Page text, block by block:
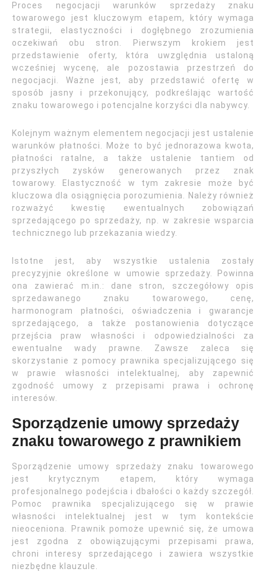
Proces negocjacji warunków sprzedaży znaku
towarowego jest kluczowym etapem, który wymaga
strategii, elastyczności i dogłębnego zrozumienia
oczekiwań obu stron. Pierwszym krokiem jest
przedstawienie oferty, która uwzględnia ustaloną
wcześniej wycenę, ale pozostawia przestrzeń do
negocjacji. Ważne jest, aby przedstawić ofertę w
sposób jasny i przekonujący, podkreślając wartość
znaku towarowego i potencjalne korzyści dla nabywcy.
Kolejnym ważnym elementem negocjacji jest ustalenie
warunków płatności. Może to być jednorazowa kwota,
płatności ratalne, a także ustalenie tantiem od
przyszłych zysków generowanych przez znak
towarowy. Elastyczność w tym zakresie może być
kluczowa dla osiągnięcia porozumienia. Należy również
rozważyć kwestię ewentualnych zobowiązań
sprzedającego po sprzedaży, np. w zakresie wsparcia
technicznego lub przekazania wiedzy.
Istotne jest, aby wszystkie ustalenia zostały
precyzyjnie określone w umowie sprzedaży. Powinna
ona zawierać m.in.: dane stron, szczegółowy opis
sprzedawanego znaku towarowego, cenę,
harmonogram płatności, oświadczenia i gwarancje
sprzedającego, a także postanowienia dotyczące
przejścia praw własności i odpowiedzialności za
ewentualne wady prawne. Zawsze zaleca się
skorzystanie z pomocy prawnika specjalizującego się
w prawie własności intelektualnej, aby zapewnić
zgodność umowy z przepisami prawa i ochronę
interesów.
Sporządzenie umowy sprzedaży
znaku towarowego z prawnikiem
Sporządzenie umowy sprzedaży znaku towarowego
jest krytycznym etapem, który wymaga
profesjonalnego podejścia i dbałości o każdy szczegół.
Pomoc prawnika specjalizującego się w prawie
własności intelektualnej jest w tym kontekście
nieoceniona. Prawnik pomoże upewnić się, że umowa
jest zgodna z obowiązującymi przepisami prawa,
chroni interesy sprzedającego i zawiera wszystkie
niezbędne klauzule.